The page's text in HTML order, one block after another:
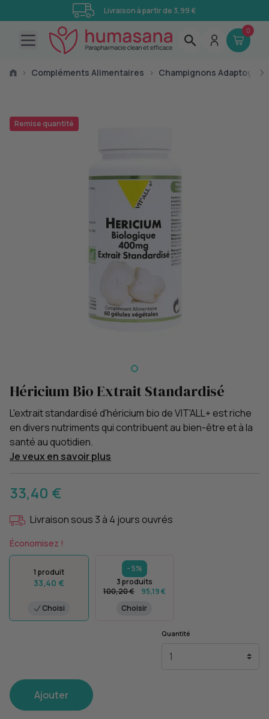
Livraison à partir de 3,99 €
Open main menu
0
› Compléments Alimentaires › Champignons
Remise quantité
Héricium Bio Extrait Standardisé
L'extrait standardisé d'héricium bio de VIT'ALL+ est riche
en divers nutriments qui contribuent au bien-être et à la
santé au quotidien.
Je veux en savoir plus
33,40 €
Livraison sous 3 à 4 jours ouvrés
Économisez !
1 produit
33,40 €
Choisi
- 5%
3 produits
100,20 €
95,19 €
Choisir
Quantité
Ajouter